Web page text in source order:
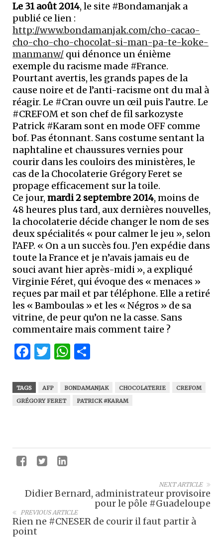
Le 31 août 2014, le site #Bondamanjak a
publié ce lien :
http://www.bondamanjak.com/cho-cacao-
cho-cho-cho-chocolat-si-man-pa-te-koke-
manmanw/ qui dénonce un énième
exemple du racisme made #France.
Pourtant avertis, les grands papes de la
cause noire et de l’anti-racisme ont du mal à
réagir. Le #Cran ouvre un œil puis l’autre. Le
#CREFOM et son chef de fil sarkozyste
Patrick #Karam sont en mode OFF comme
bof. Pas étonnant. Sans costume sentant la
naphtaline et chaussures vernies pour
courir dans les couloirs des ministères, le
cas de la Chocolaterie Grégory Feret se
propage efficacement sur la toile.
Ce jour, mardi 2 septembre 2014, moins de
48 heures plus tard, aux dernières nouvelles,
la chocolaterie décide changer le nom de ses
deux spécialités « pour calmer le jeu », selon
l’AFP. « On a un succès fou. J’en expédie dans
toute la France et je n’avais jamais eu de
souci avant hier après-midi », a expliqué
Virginie Féret, qui évoque des « menaces »
reçues par mail et par téléphone. Elle a retiré
les « Bamboulas » et les « Négros » de sa
vitrine, de peur qu’on ne la casse. Sans
commentaire mais comment taire ?
Facebook
Twitter
WhatsApp
TAGS AFP BONDAMANJAK CHOCOLATERIE
CREFOM
GRÉGORY FERET
PATRICK #KARAM
NEXT ARTICLE
Didier Bernard, administrateur provisoire
pour le pôle #Guadeloupe
PREVIOUS ARTICLE
Rien ne #CNESER de courir il faut partir à
point